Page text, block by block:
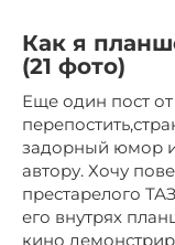
Как я
(21 фото)
Еще один пост
задорный юмор и
автору. Хочу
престарелого
его внутрях
кино